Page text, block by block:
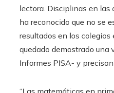
lectora. Disciplinas en las
ha reconocido que no se
resultados en los
quedado demostrado una
Informes PISA- y
“Las matemáticas en